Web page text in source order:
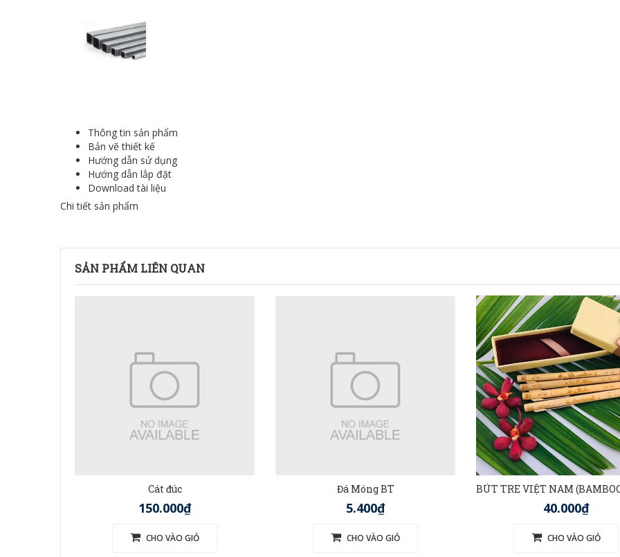
Thông tin sản phẩm
Bản vẽ thiết kế
Hướng dẫn sử dụng
Hướng dẫn lắp đặt
Download tài liệu
Chi tiết sản phẩm
SẢN PHẨM LIÊN QUAN
Cát đúc
150.000₫
CHO VÀO GIỎ
Đá Móng BT
5.400₫
CHO VÀO GIỎ
40.000₫
CHO VÀO GIỎ